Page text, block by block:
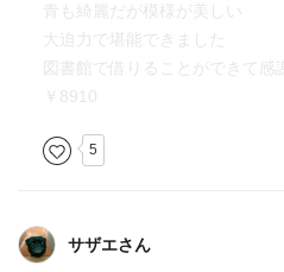
青も綺麗だが模様が美しい
大迫力で堪能できました
図書館で借りることができて感謝
￥8910
5
サザエさん